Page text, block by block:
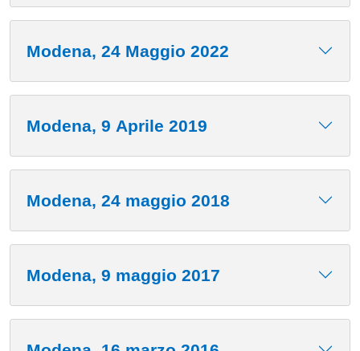
Modena, 24 Maggio 2022
Modena, 9 Aprile 2019
Modena, 24 maggio 2018
Modena, 9 maggio 2017